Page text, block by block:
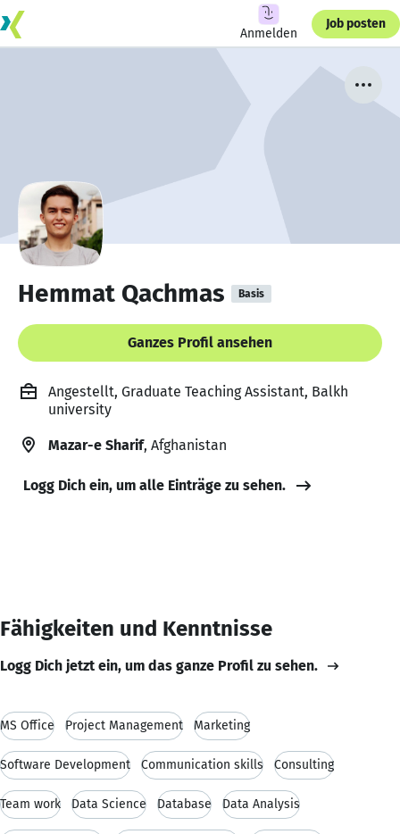
Anmelden
Job posten
Hemmat Qachmas Basis
Ganzes Profil ansehen
Angestellt, Graduate Teaching Assistant, Balkh
university
Mazar-e Sharif, Afghanistan
Logg Dich ein, um alle Einträge zu sehen.
Fähigkeiten und Kenntnisse
Logg Dich jetzt ein, um das ganze Profil zu sehen.
MS Office Project Management Marketing
Software Development Communication skills Consulting
Team work Data Science Database Data Analysis